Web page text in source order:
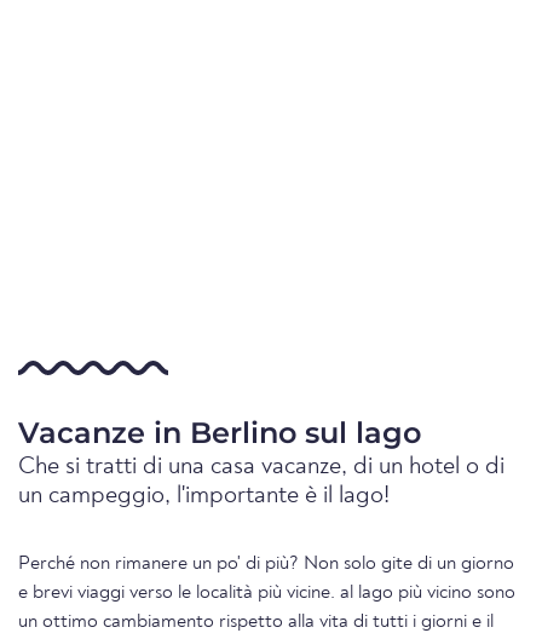
Vacanze in Berlino sul lago
Che si tratti di una casa vacanze, di un hotel o di
un campeggio, l'importante è il lago!
Perché non rimanere un po' di più? Non solo gite di un giorno
e brevi viaggi verso le località più vicine. al lago più vicino sono
un ottimo cambiamento rispetto alla vita di tutti i giorni e il